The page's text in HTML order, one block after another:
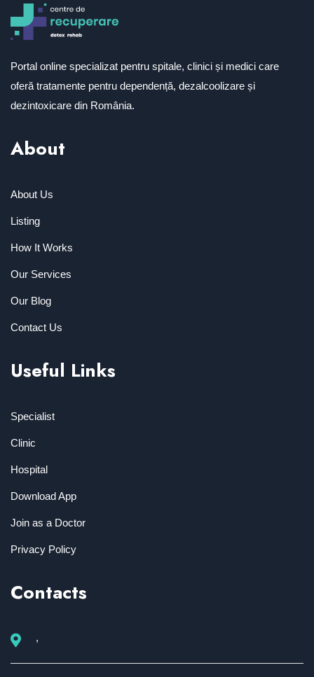
Portal online specializat pentru spitale, clinici și medici care
oferă tratamente pentru dependență, dezalcoolizare și
dezintoxicare din România.
About
About Us
Listing
How It Works
Our Services
Our Blog
Contact Us
Useful Links
Specialist
Clinic
Hospital
Download App
Join as a Doctor
Privacy Policy
Contacts
,